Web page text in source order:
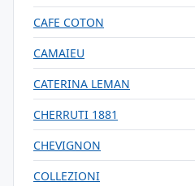
CAFE COTON
CAMAIEU
CATERINA LEMAN
CHERRUTI 1881
CHEVIGNON
COLLEZIONI